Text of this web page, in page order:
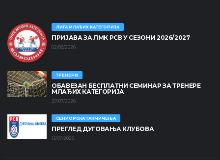
ЛИГА МЛАЂИХ КАТЕГОРИЈА
ПРИЈАВА ЗА ЛМК РСВ У СЕЗОНИ 2026/2027
02/08/2026
ТРЕНЕРИ
ОБАВЕЗАН БЕСПЛАТНИ СЕМИНАР ЗА ТРЕНЕРЕ
МЛАЂИХ КАТЕГОРИЈА
27/07/2026
СЕНИОРСКА ТАКМИЧЕЊА
ПРЕГЛЕД ДУГОВАЊА КЛУБОВА
13/07/2026